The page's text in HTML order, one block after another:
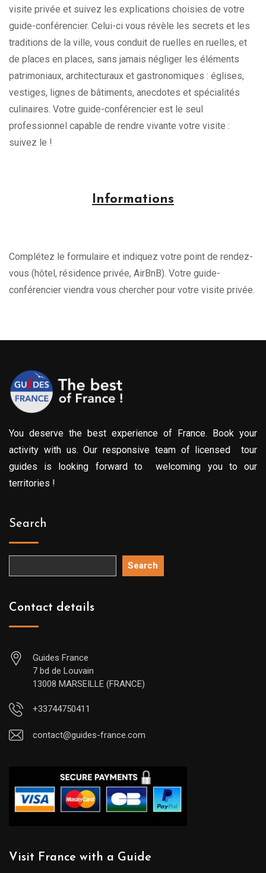
visite privée et suivez les explications choisies de votre
guide-conférencier. Celui-ci vous révèle les secrets et les
traditions de la ville, vous conduit de ruelles en ruelles, et
de places en places, sans jamais négliger les éléments
patrimoniaux, architecturaux et gastronomiques : églises,
vestiges, lignes de bâtiments, anecdotes et spécialités
culinaires. Votre guide-conférencier est le seul
professionnel capable de rendre vivante votre visite :
suivez le !
Informations
Complétez le formulaire et indiquez votre point de rendez-
vous (hôtel, résidence privée, AirBnB). Votre guide-
conférencier viendra vous chercher pour votre visite privée.
You deserve the best experience of France. Book your
activity with us. Our responsive team of licensed tour
guides is looking forward to welcoming you to our
territories !
Search
Search
Contact details
Guides France
7 bd de Louvain
13008 MARSEILLE (FRANCE)
+33744750411
contact@guides-france.com
Visit France with a Guide